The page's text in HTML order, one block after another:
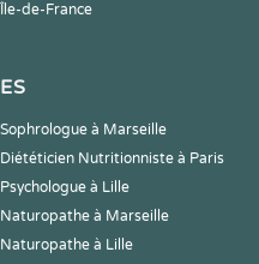
Île-de-France
Sophrologue à Marseille
Diététicien Nutritionniste à Paris
Psychologue à Lille
Naturopathe à Marseille
Naturopathe à Lille